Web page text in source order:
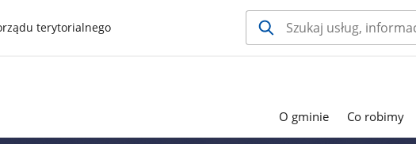
terytorialnego
O gminie Co robimy